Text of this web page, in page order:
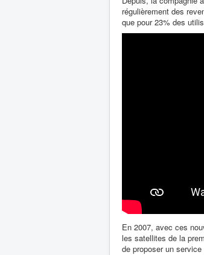
régulièrement des
que pour 23% des
En 2007, avec ces
les satellites de la
de proposer un